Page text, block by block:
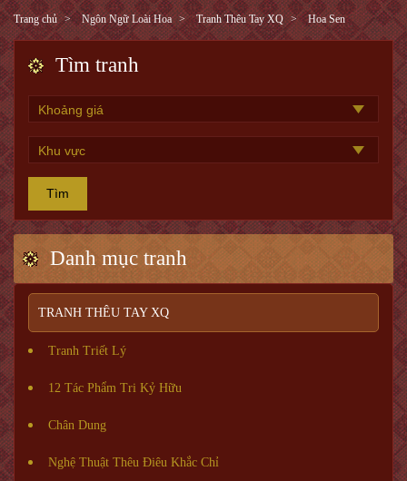
Trang chủ Ngôn Ngữ Loài Hoa Tranh Thêu Tay XQ Hoa Sen
Tìm tranh
Tìm
Danh mục tranh
TRANH THÊU TAY XQ
Tranh Triết Lý
12 Tác Phẩm Tri Kỷ Hữu
Chân Dung
Nghệ Thuật Thêu Điêu Khắc Chỉ